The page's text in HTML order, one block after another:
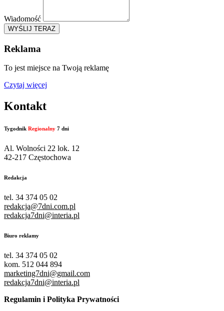
Wiadomość
WYŚLIJ TERAZ
Reklama
To jest miejsce na Twoją reklamę
Czytaj więcej
Kontakt
Tygodnik Regionalny 7 dni
Al. Wolności 22 lok. 12
42-217 Częstochowa
Redakcja
tel. 34 374 05 02
redakcja@7dni.com.pl
redakcja7dni@interia.pl
Biuro reklamy
tel. 34 374 05 02
kom. 512 044 894
marketing7dni@gmail.com
redakcja7dni@interia.pl
Regulamin i Polityka Prywatności